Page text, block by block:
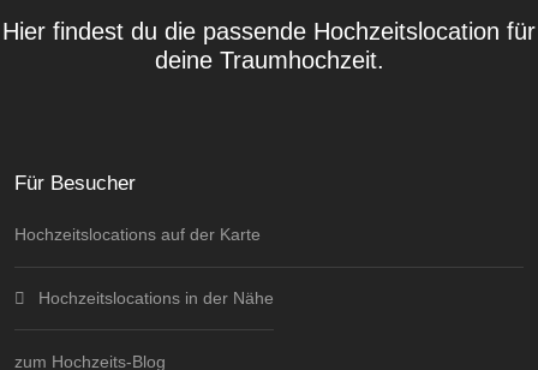
Hier findest du die passende Hochzeitslocation für
deine Traumhochzeit.
Für Besucher
Hochzeitslocations auf der Karte
Hochzeitslocations in der Nähe
zum Hochzeits-Blog